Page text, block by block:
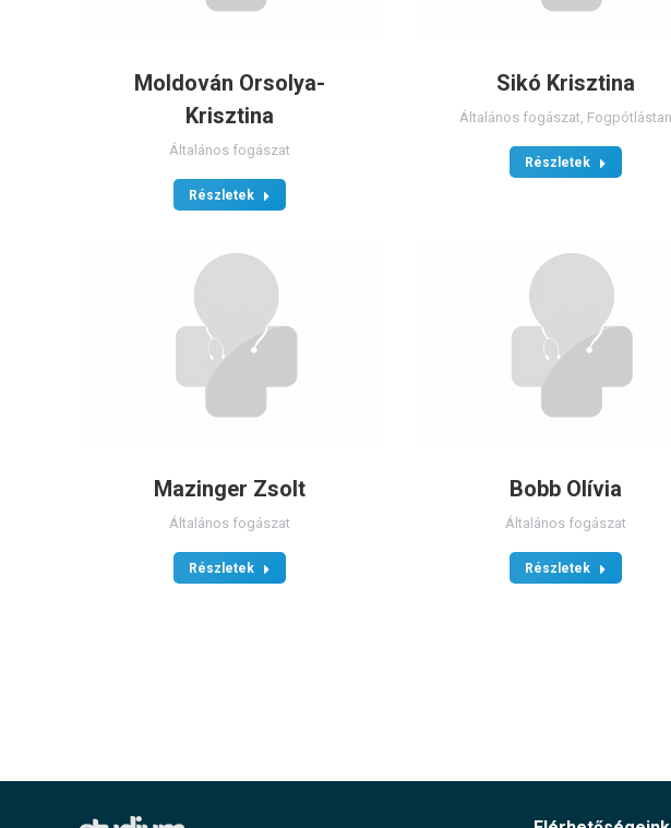
Moldován Orsolya-
Krisztina
Általános fogászat
Részletek
Sikó Krisztina
Általános fogászat Fogpótlástan
Részletek
Mazinger Zsolt
Általános fogászat
Részletek
Bobb Olívia
Általános fogászat
Részletek